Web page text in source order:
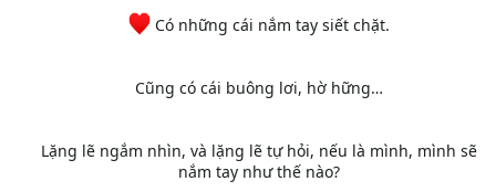
Có những cái nắm tay siết chặt.
Cũng có cái buông lơi, hờ hững…
Lặng lẽ ngắm nhìn, và lặng lẽ tự hỏi, nếu là mình, mình sẽ
nắm tay như thế nào?